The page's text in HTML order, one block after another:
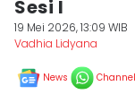
Sesi I
19 Mei 2026, 13:09 WIB
Vadhia Lidyana
News Channel